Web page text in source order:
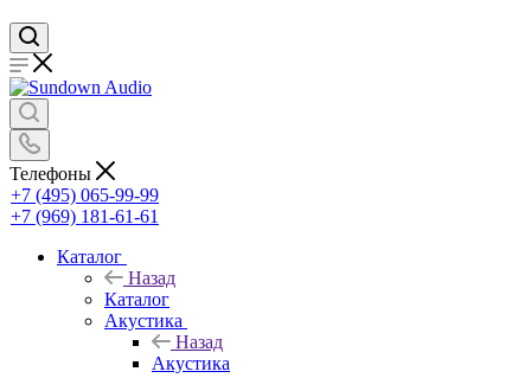
Телефоны
+7 (495) 065-99-99
+7 (969) 181-61-61
Каталог
Назад
Каталог
Акустика
Назад
Акустика